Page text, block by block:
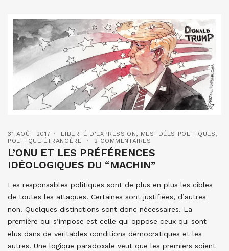
31 AOÛT 2017 LIBERTÉ D'EXPRESSION, MES IDÉES POLITIQUES ,
POLITIQUE ÉTRANGÈRE
2 COMMENTAIRES
L’ONU ET LES PRÉFÉRENCES
IDÉOLOGIQUES DU “MACHIN”
Les responsables politiques sont de plus en plus les cibles
de toutes les attaques. Certaines sont justifiées, d’autres
non. Quelques distinctions sont donc nécessaires. La
première qui s’impose est celle qui oppose ceux qui sont
élus dans de véritables conditions démocratiques et les
autres. Une logique paradoxale veut que les premiers soient